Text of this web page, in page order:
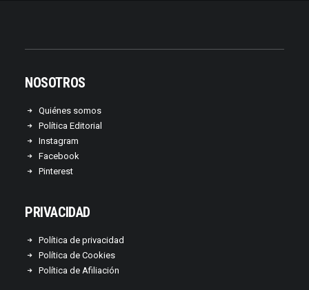
NOSOTROS
Quiénes somos
Política Editorial
Instagram
Facebook
Pinterest
PRIVACIDAD
Política de privacidad
Política de Cookies
Política de Afiliación